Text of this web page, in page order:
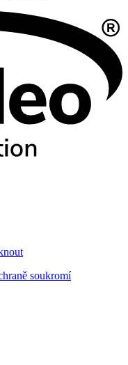
soukromí